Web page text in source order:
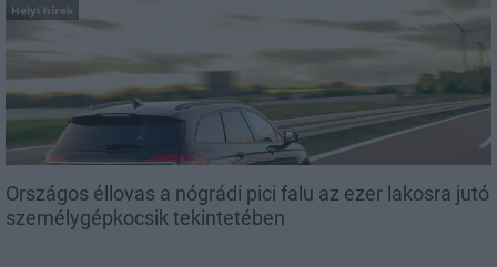
Helyi hírek
Országos éllovas a nógrádi pici falu az ezer lakosra jutó
személygépkocsik tekintetében